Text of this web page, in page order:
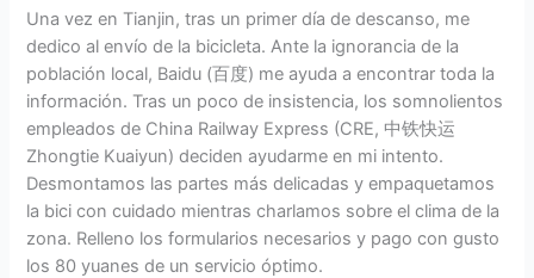
Una vez en Tianjin, tras un primer día de descanso, me
dedico al envío de la bicicleta. Ante la ignorancia de la
población local, Baidu (百度) me ayuda a encontrar toda la
información. Tras un poco de insistencia, los somnolientos
empleados de China Railway Express (CRE, 中铁快运
Zhongtie Kuaiyun) deciden ayudarme en mi intento.
Desmontamos las partes más delicadas y empaquetamos
la bici con cuidado mientras charlamos sobre el clima de la
zona. Relleno los formularios necesarios y pago con gusto
los 80 yuanes de un servicio óptimo.